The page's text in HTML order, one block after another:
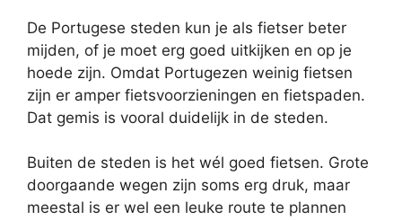
De Portugese steden kun je als fietser beter
mijden, of je moet erg goed uitkijken en op je
hoede zijn. Omdat Portugezen weinig fietsen
zijn er amper fietsvoorzieningen en fietspaden.
Dat gemis is vooral duidelijk in de steden.
Buiten de steden is het wél goed fietsen. Grote
doorgaande wegen zijn soms erg druk, maar
meestal is er wel een leuke route te plannen